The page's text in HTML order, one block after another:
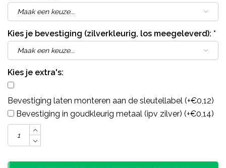
Kies je bevestiging (zilverkleurig, los meegeleverd): *
Kies je extra's:
Bevestiging laten monteren aan de sleutellabel (+€0,12)
Bevestiging in goudkleurig metaal (ipv zilver) (+€0,14)